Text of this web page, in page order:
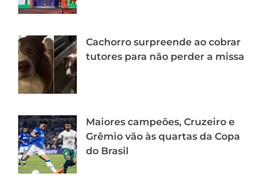
Cachorro surpreende ao cobrar
tutores para não perder a missa
Maiores campeões, Cruzeiro e
Grêmio vão às quartas da Copa
do Brasil